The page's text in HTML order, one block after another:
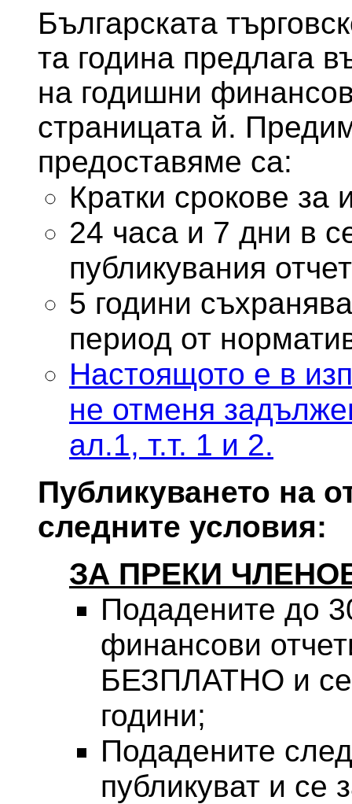
Българската
та година предлага
на годишни
страницата й.
предоставяме са:
Кратки срокове за
24 часа и 7 дни в
публикувания отчет
5 години
период от
Настоящото е в
не отменя
ал.1, т.т. 1 и 2.
Публикуването на
следните условия:
ЗА ПРЕКИ
Подадените до
финансови
БЕЗПЛАТНО и се
години;
Подадените
публикуват и се